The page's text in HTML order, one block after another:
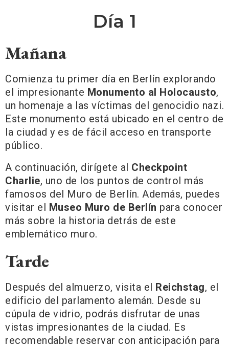
Día 1
Mañana
Comienza tu primer día en Berlín explorando
el impresionante Monumento al Holocausto,
un homenaje a las víctimas del genocidio nazi.
Este monumento está ubicado en el centro de
la ciudad y es de fácil acceso en transporte
público.
A continuación, dirígete al Checkpoint
Charlie, uno de los puntos de control más
famosos del Muro de Berlín. Además, puedes
visitar el Museo Muro de Berlín para conocer
más sobre la historia detrás de este
emblemático muro.
Tarde
Después del almuerzo, visita el Reichstag, el
edificio del parlamento alemán. Desde su
cúpula de vidrio, podrás disfrutar de unas
vistas impresionantes de la ciudad. Es
recomendable reservar con anticipación para